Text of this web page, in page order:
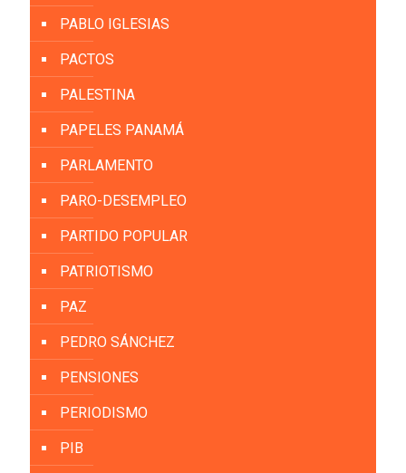
PABLO IGLESIAS
PACTOS
PALESTINA
PAPELES PANAMÁ
PARLAMENTO
PARO-DESEMPLEO
PARTIDO POPULAR
PATRIOTISMO
PAZ
PEDRO SÁNCHEZ
PENSIONES
PERIODISMO
PIB